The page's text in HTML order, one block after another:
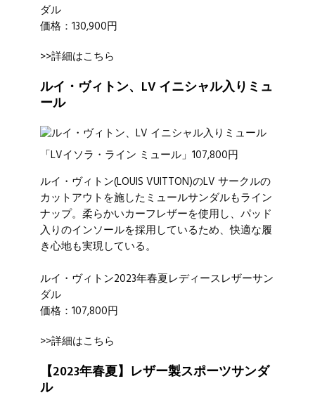
ダル
価格：130,900円
>>詳細はこちら
ルイ・ヴィトン、LV イニシャル入りミュ
ール
「LVイソラ・ライン ミュール」107,800円
ルイ・ヴィトン(LOUIS VUITTON)のLV サークルの
カットアウトを施したミュールサンダルもライン
ナップ。柔らかいカーフレザーを使用し、パッド
入りのインソールを採用しているため、快適な履
き心地も実現している。
ルイ・ヴィトン2023年春夏レディースレザーサン
ダル
価格：107,800円
>>詳細はこちら
【2023年春夏】レザー製スポーツサンダ
ル